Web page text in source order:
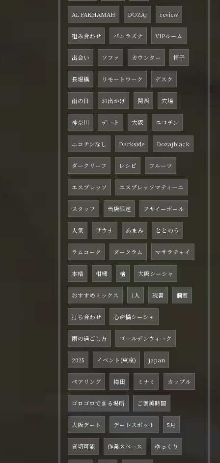
AL FAKHAMAH DOZAJ review
組み合わせ パンラズナ VIPルーム
出会い ソファ カウンター 椅子
長堀橋 リモートワーク デスク
雨の日 お出かけ 関西 穴場
神奈川 デート 大阪 ニコチン
ニコチンなし Darkside Dozajblack
ダークリーフ レシピ フルーツ
エスプレッソ エスプレッソマティーニ
スタッフ 当店限定 アサイーボール
人気 サウナ あまみ ととのう
ラムコーク ダークラム マサラチャイ
本格 柑橘 檜 大阪シーシャ
おすすめミックス 1人 読書 個室
打ち合わせ 心斎橋シーシャ
雨の過ごし方 ゴールデンウィーク
2025 イベント(東京) japan
ペアリング 梅田 ミナミ カップル
ゴロゴロできる場所 ご褒美時間
大阪デート デートスポット 5月
貸切可能 作業スペース ゆっくり